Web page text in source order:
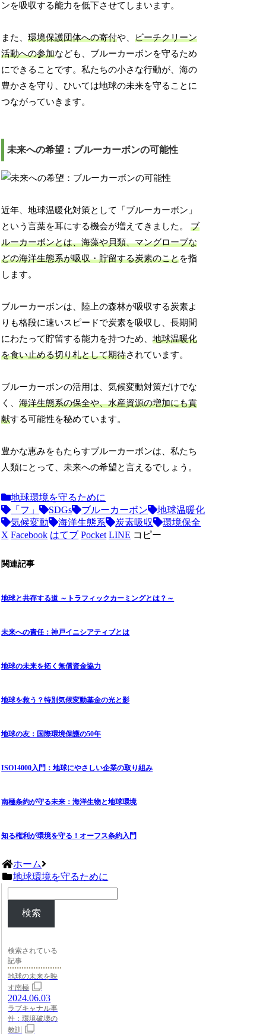
ンを吸収する能力を低下させてしまいます。
また、環境保護団体への寄付や、ビーチクリーン
活動への参加なども、ブルーカーボンを守るため
にできることです。私たちの小さな行動が、海の
豊かさを守り、ひいては地球の未来を守ることに
つながっていきます。
未来への希望：ブルーカーボンの可能性
近年、地球温暖化対策として「ブルーカーボン」
という言葉を耳にする機会が増えてきました。ブ
ルーカーボンとは、海藻や貝類、マングローブな
どの海洋生態系が吸収・貯留する炭素のことを指
します。
ブルーカーボンは、陸上の森林が吸収する炭素よ
りも格段に速いスピードで炭素を吸収し、長期間
にわたって貯留する能力を持つため、地球温暖化
を食い止める切り札として期待されています。
ブルーカーボンの活用は、気候変動対策だけでな
く、海洋生態系の保全や、水産資源の増加にも貢
献する可能性を秘めています。
豊かな恵みをもたらすブルーカーボンは、私たち
人類にとって、未来への希望と言えるでしょう。
地球環境を守るために
「フ」
SDGs ブルーカーボン
地球温暖化
気候変動
海洋生態系 炭素吸収
環境保全
X Facebook はてブ Pocket LINE コピー
関連記事
地球と共存する道 ～トラフィックカーミングとは？～
未来への責任：神戸イニシアティブとは
地球の未来を拓く無償資金協力
地球を救う？特別気候変動基金の光と影
地球の友：国際環境保護の50年
ISO14000入門：地球にやさしい企業の取り組み
南極条約が守る未来：海洋生物と地球環境
知る権利が環境を守る！オーフス条約入門
ホーム
地球環境を守るために
検索
検索されている
記事
地球の未来を映
す南極
2024.06.03
ラブキャナル事
件：環境破壊の
教訓